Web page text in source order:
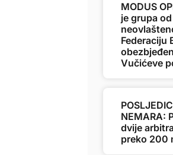
MODUS
je grupa
Federaciju
Vučićeve
NEMARA:
dvije
preko 200